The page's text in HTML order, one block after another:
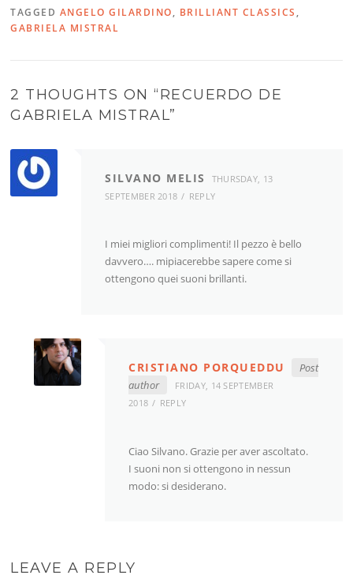
TAGGED ANGELO GILARDINO, BRILLIANT CLASSICS ,
GABRIELA MISTRAL
2 THOUGHTS ON “RECUERDO DE
GABRIELA MISTRAL”
SILVANO MELIS
THURSDAY, 13
SEPTEMBER 2018
REPLY
I miei migliori complimenti! Il pezzo è bello
davvero…. mipiacerebbe sapere come si
ottengono quei suoni brillanti.
CRISTIANO PORQUEDDU
Post
author
FRIDAY, 14 SEPTEMBER
2018
REPLY
Ciao Silvano. Grazie per aver ascoltato.
I suoni non si ottengono in nessun
modo: si desiderano.
LEAVE A REPLY